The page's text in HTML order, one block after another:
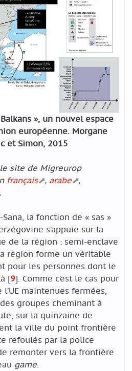
», un nouvel espace
européenne. Morgane
et Simon, 2015
site de Migreurop
français , arabe
,
Sana, la fonction de « sas »
s’appuie sur la
de la région : semi-enclave
région forme un véritable
pour les personnes dont le
[9] . Comme c’est le cas pour
maintenues fermées,
groupes cheminant à
sur la quinzaine de
la ville du point frontière
refoulés par la police
remonter vers la frontière
game.